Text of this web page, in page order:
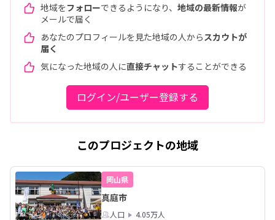
地域をフォローできるようになり、 地域の最新情報が
メールで届く
あなたのプロフィールを見た地域の人から スカウトが
届く
気になった地域の人に直接チャットすることができる
ログイン/ユーザー登録する
このプロジェクトの地域
岡山県
真庭市
人口 4.05万人